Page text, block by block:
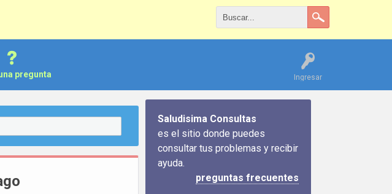
Ingresar
pregunta
Saludisima Consultas
es el sitio donde puedes
consultar tus problemas y recibir
ayuda.
preguntas frecuentes